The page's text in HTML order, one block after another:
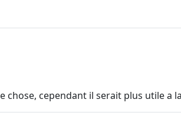
chose, cependant il serait plus utile